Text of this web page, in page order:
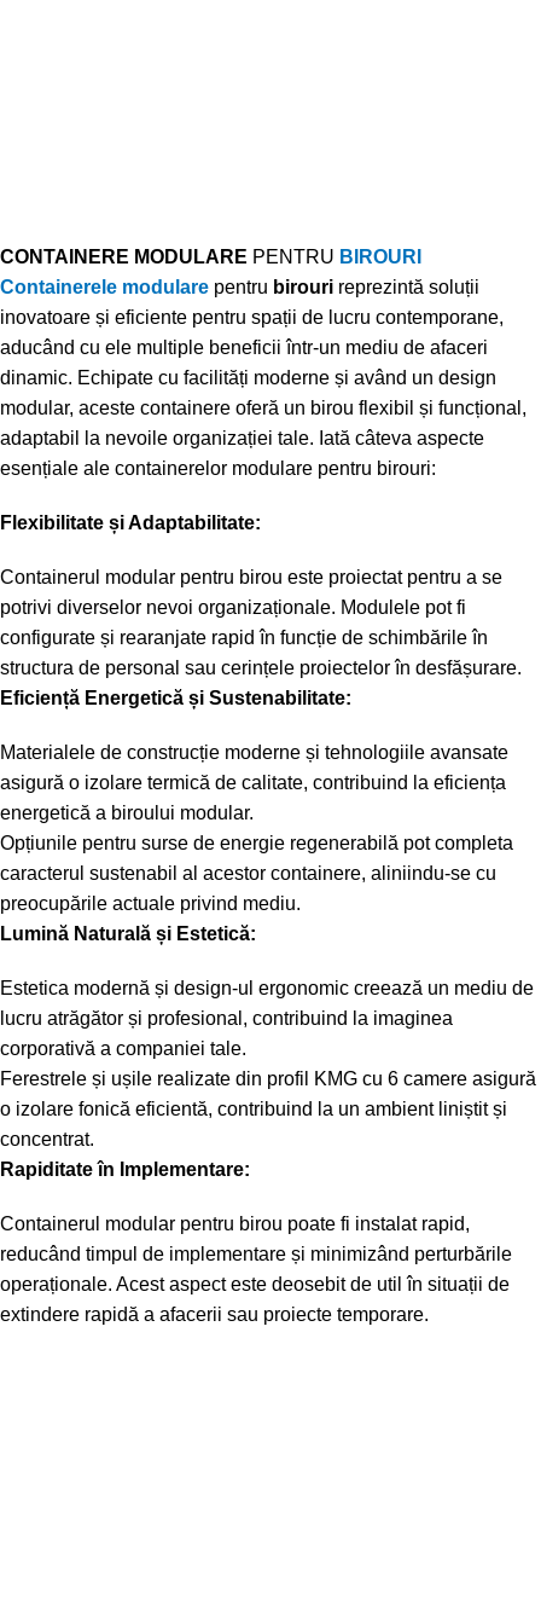
CONTAINERE MODULARE PENTRU BIROURI
Containerele modulare pentru birouri reprezintă soluții
inovatoare și eficiente pentru spații de lucru contemporane,
aducând cu ele multiple beneficii într-un mediu de afaceri
dinamic. Echipate cu facilități moderne și având un design
modular, aceste containere oferă un birou flexibil și funcțional,
adaptabil la nevoile organizației tale. Iată câteva aspecte
esențiale ale containerelor modulare pentru birouri:
Flexibilitate și Adaptabilitate:
Containerul modular pentru birou este proiectat pentru a se
potrivi diverselor nevoi organizaționale. Modulele pot fi
configurate și rearanjate rapid în funcție de schimbările în
structura de personal sau cerințele proiectelor în desfășurare.
Eficiență Energetică și Sustenabilitate:
Materialele de construcție moderne și tehnologiile avansate
asigură o izolare termică de calitate, contribuind la eficiența
energetică a biroului modular.
Opțiunile pentru surse de energie regenerabilă pot completa
caracterul sustenabil al acestor containere, aliniindu-se cu
preocupările actuale privind mediu.
Lumină Naturală și Estetică:
Estetica modernă și design-ul ergonomic creează un mediu de
lucru atrăgător și profesional, contribuind la imaginea
corporativă a companiei tale.
Ferestrele și ușile realizate din profil KMG cu 6 camere asigură
o izolare fonică eficientă, contribuind la un ambient liniștit și
concentrat.
Rapiditate în Implementare:
Containerul modular pentru birou poate fi instalat rapid,
reducând timpul de implementare și minimizând perturbările
operaționale. Acest aspect este deosebit de util în situații de
extindere rapidă a afacerii sau proiecte temporare.